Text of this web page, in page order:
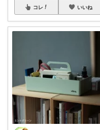
コレ いいね